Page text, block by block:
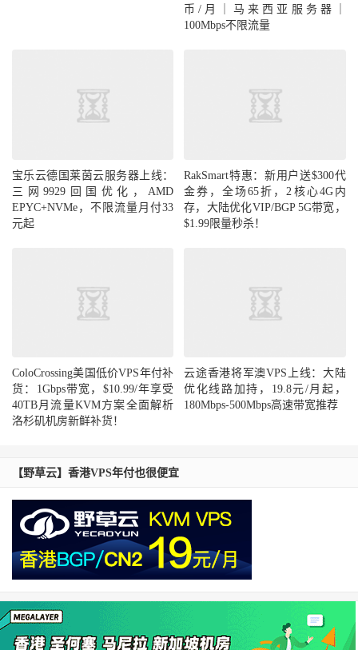
币/月｜马来西亚服务器｜
100Mbps不限流量
宝乐云德国莱茵云服务器上线：
三网9929回国优化，AMD
EPYC+NVMe，不限流量月付33
元起
RakSmart特惠：新用户送$300代
金券，全场65折，2核心4G内
存，大陆优化VIP/BGP 5G带宽，
$1.99限量秒杀！
ColoCrossing美国低价VPS年付补
货：1Gbps带宽，$10.99/年享受
40TB月流量KVM方案全面解析
洛杉矶机房新鲜补货！
云途香港将军澳VPS上线：大陆
优化线路加持，19.8元/月起，
180Mbps-500Mbps高速带宽推荐
【野草云】香港VPS年付也很便宜